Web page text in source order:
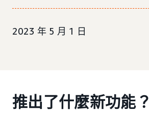
2023 年 5 月 1 日
推出了什麼新功能？